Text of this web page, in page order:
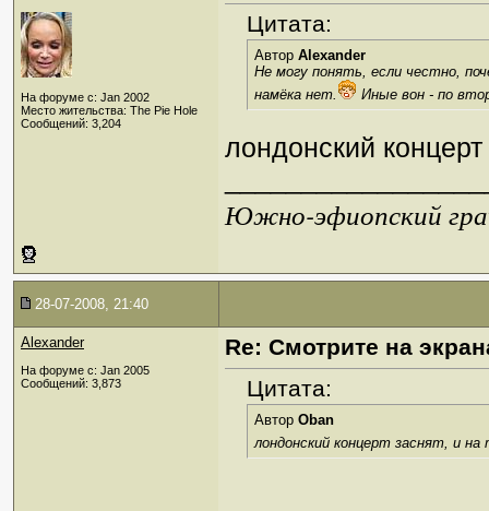
На форуме с: Jan 2002
Место жительства: The Pie Hole
Сообщений: 3,204
Цитата:
Автор Alexander
Не могу понять, если честно,
намёка нет.
Иные вон - по
лондонский
Южно-эфиопский
28-07-2008, 21:40
Alexander
На форуме с: Jan 2005
Сообщений: 3,873
Re: Смотрите на
Цитата:
Автор Oban
лондонский концерт заснят, и